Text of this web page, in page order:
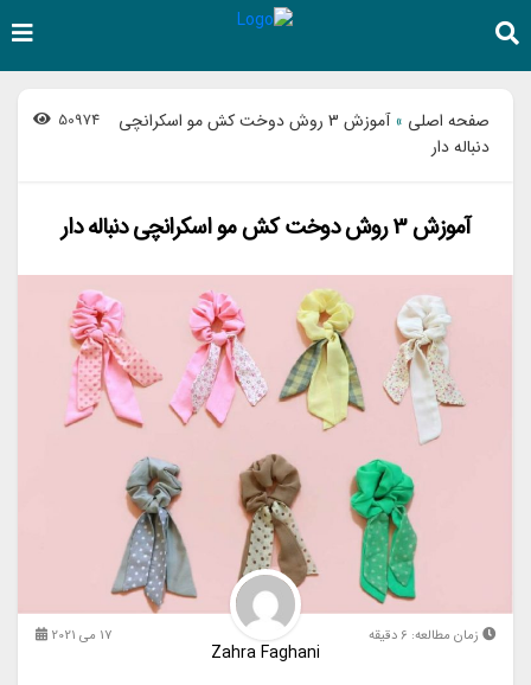
صفحه اصلی »
آموزش 3 روش دوخت کش مو اسکرانچی
دنباله دار
50974
آموزش 3 روش دوخت کش مو اسکرانچی دنباله دار
Zahra Faghani
زمان مطالعه: 6 دقیقه 17 می 2021